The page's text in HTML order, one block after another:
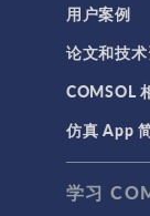
科学
结构
声学与
岩土
材料
用户案例
论文和技
COMSOL
仿真 App
学习